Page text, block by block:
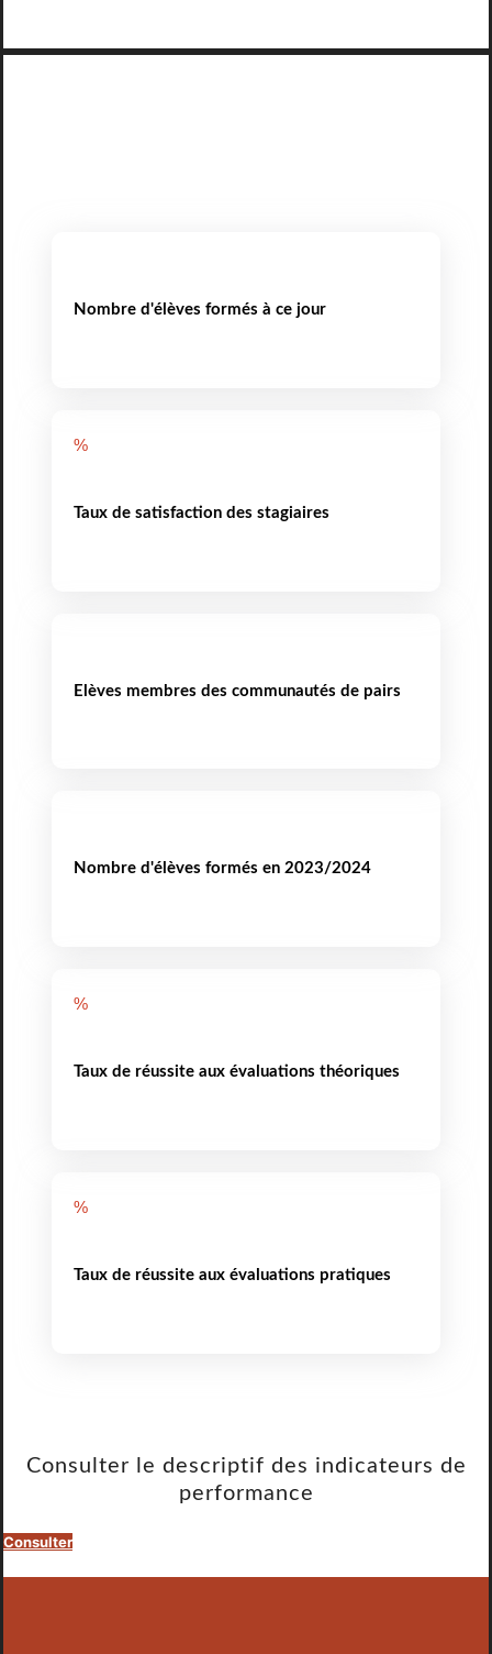
Nombre d'élèves formés à ce jour
%
Taux de satisfaction des stagiaires
Elèves membres des communautés de pairs
Nombre d'élèves formés en 2023/2024
%
Taux de réussite aux évaluations théoriques
%
Taux de réussite aux évaluations pratiques
Consulter le descriptif des indicateurs de
performance
Consulter